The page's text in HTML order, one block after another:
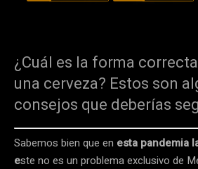
¿Cuál es la forma
una cerveza? Estos son
consejos que deberías
Sabemos bien que en esta pandemia
este no es un problema exclusivo de